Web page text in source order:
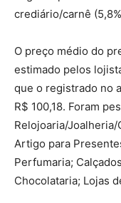
crediário/carnê
O preço médio do
estimado pelos
que o registrado no
R$ 100,18. Foram
Relojoaria/
Artigo para
Perfumaria;
Chocolataria; Lojas